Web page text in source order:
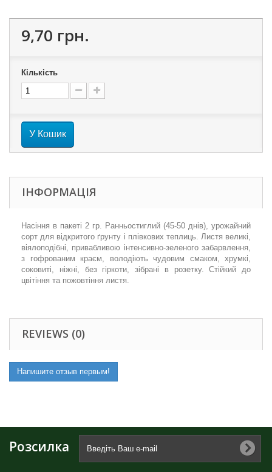
9,70 грн.
Кількість
У Кошик
ІНФОРМАЦІЯ
Насіння в пакеті 2 гр. Ранньостиглий (45-50 днів), урожайний
сорт для відкритого ґрунту і плівкових теплиць. Листя великі,
віялоподібні, привабливою інтенсивно-зеленого забарвлення,
з гофрованим краєм, володіють чудовим смаком, хрумкі,
соковиті, ніжні, без гіркоти, зібрані в розетку. Стійкий до
цвітіння та пожовтіння листя.
REVIEWS (0)
Напишите отзыв первым!
Розсилка